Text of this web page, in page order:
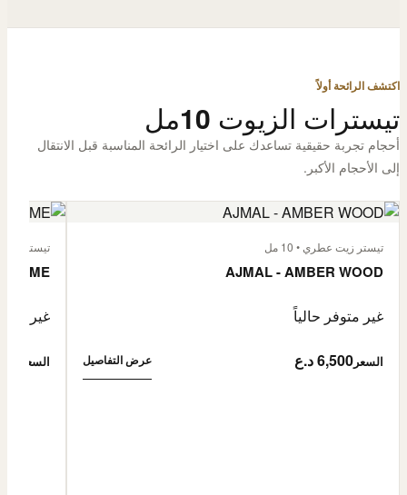
اكتشف الرائحة أولاً
تيسترات الزيوت 10مل
أحجام تجربة حقيقية تساعدك على اختيار الرائحة المناسبة قبل الانتقال
إلى الأحجام الأكبر.
تيستر زيت عطري • 10 مل
AJMAL - AMBER WOOD
غير متوفر حالياً
السعر 6,500 د.ع عرض التفاصيل
تيستر زيت
غير
السعر